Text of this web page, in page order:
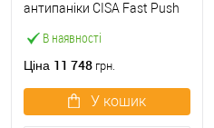
В наявності
антипаніки CISA Fast Push
із замком та ручкою
Ціна 11 748 грн.
У кошик